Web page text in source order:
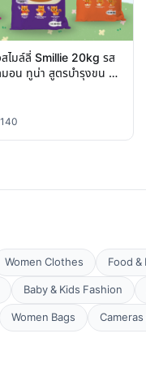
สไมล์ลี่ Smillie 20kg รส
อน ทูน่า สูตรบำรุงขน ลด
Women Clothes Food
Baby & Kids Fashion
Women Bags